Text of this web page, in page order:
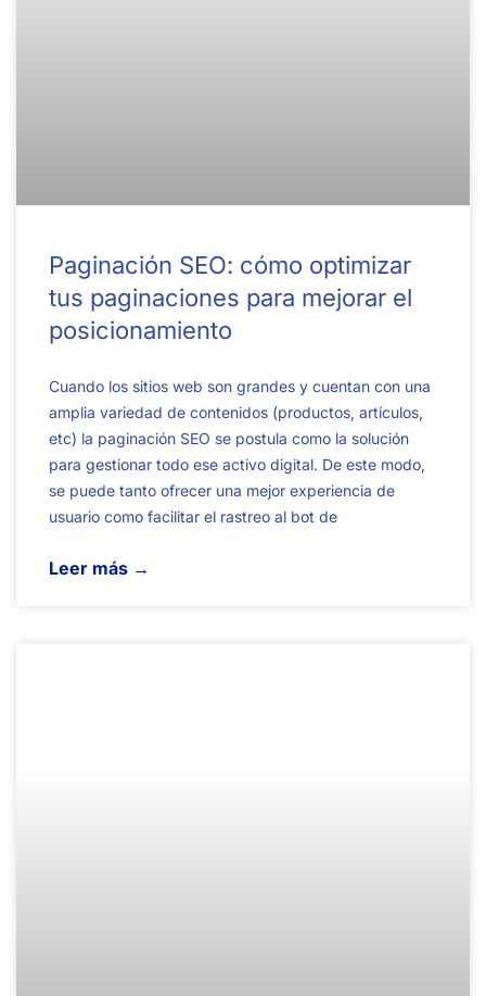
Paginación SEO: cómo optimizar
tus paginaciones para mejorar el
posicionamiento
Cuando los sitios web son grandes y cuentan con una
amplia variedad de contenidos (productos, artículos,
etc) la paginación SEO se postula como la solución
para gestionar todo ese activo digital. De este modo,
se puede tanto ofrecer una mejor experiencia de
usuario como facilitar el rastreo al bot de
Leer más →